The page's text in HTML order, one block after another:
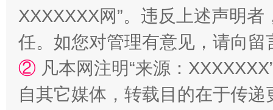
XXXXXXX网”。违反上述声明
任。如您对管理有意见，请向
② 凡本网注明“来源：
自其它媒体，转载目的在于传